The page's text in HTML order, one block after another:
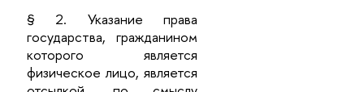
§ 2. Указание права
государства, гражданином
которого является
физическое лицо, является